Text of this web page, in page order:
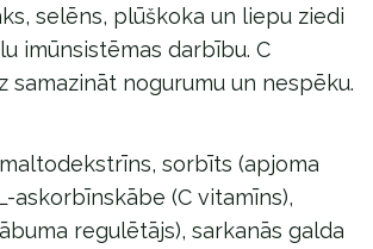
selēns, plūškoka un liepu ziedi
imūnsistēmas darbību. C
samazināt nogurumu un nespēku.
maltodekstrīns, sorbīts (apjoma
askorbīnskābe (C vitamīns),
regulētājs), sarkanās galda